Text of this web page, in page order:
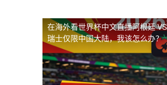
在海外看世界杯中文直播阿根廷
瑞士仅限中国大陆，我该怎么办？